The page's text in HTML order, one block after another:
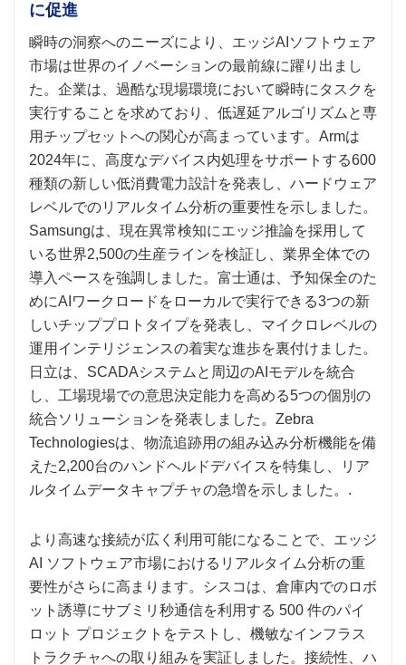
に促進
瞬時の洞察へのニーズにより、エッジAIソフトウェア
市場は世界のイノベーションの最前線に躍り出まし
た。企業は、過酷な現場環境において瞬時にタスクを
実行することを求めており、低遅延アルゴリズムと専
用チップセットへの関心が高まっています。Armは
2024年に、高度なデバイス内処理をサポートする600
種類の新しい低消費電力設計を発表し、ハードウェア
レベルでのリアルタイム分析の重要性を示しました。
Samsungは、現在異常検知にエッジ推論を採用して
いる世界2,500の生産ラインを検証し、業界全体での
導入ペースを強調しました。富士通は、予知保全のた
めにAIワークロードをローカルで実行できる3つの新
しいチッププロトタイプを発表し、マイクロレベルの
運用インテリジェンスの着実な進歩を裏付けました。
日立は、SCADAシステムと周辺のAIモデルを統合
し、工場現場での意思決定能力を高める5つの個別の
統合ソリューションを発表しました。Zebra
Technologiesは、物流追跡用の組み込み分析機能を備
えた2,200台のハンドヘルドデバイスを特集し、リア
ルタイムデータキャプチャの急増を示しました。.
より高速な接続が広く利用可能になることで、エッジ
AI ソフトウェア市場におけるリアルタイム分析の重
要性がさらに高まります。シスコは、倉庫内でのロボ
ット誘導にサブミリ秒通信を利用する 500 件のパイ
ロット プロジェクトをテストし、機敏なインフラス
トラクチャへの取り組みを実証しました。接続性、ハ